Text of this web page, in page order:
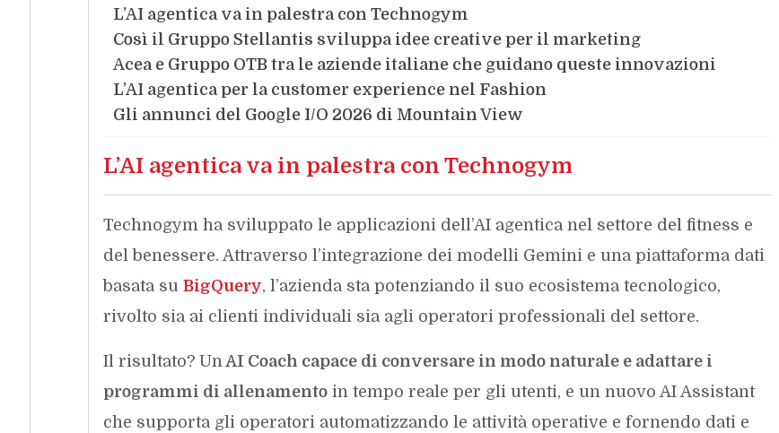
L’AI agentica va in palestra con Technogym
Così il Gruppo Stellantis sviluppa idee creative per il marketing
Acea e Gruppo OTB tra le aziende italiane che guidano queste innovazioni
L’AI agentica per la customer experience nel Fashion
Gli annunci del Google I/O 2026 di Mountain View
L’AI agentica va in palestra con Technogym
Technogym ha sviluppato le applicazioni dell’AI agentica nel settore del fitness e
del benessere. Attraverso l’integrazione dei modelli Gemini e una piattaforma dati
basata su BigQuery, l’azienda sta potenziando il suo ecosistema tecnologico,
rivolto sia ai clienti individuali sia agli operatori professionali del settore.
Il risultato? UnAI Coach capace di conversare in modo naturale e adattare i
programmi di allenamentoin tempo reale per gli utenti, e un nuovo AI Assistant
che supporta gli operatori automatizzando le attività operative e fornendo dati e